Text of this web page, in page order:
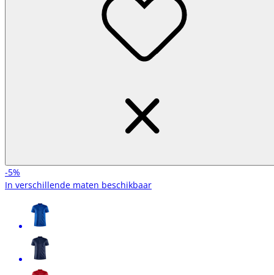
-5%
In verschillende maten beschikbaar